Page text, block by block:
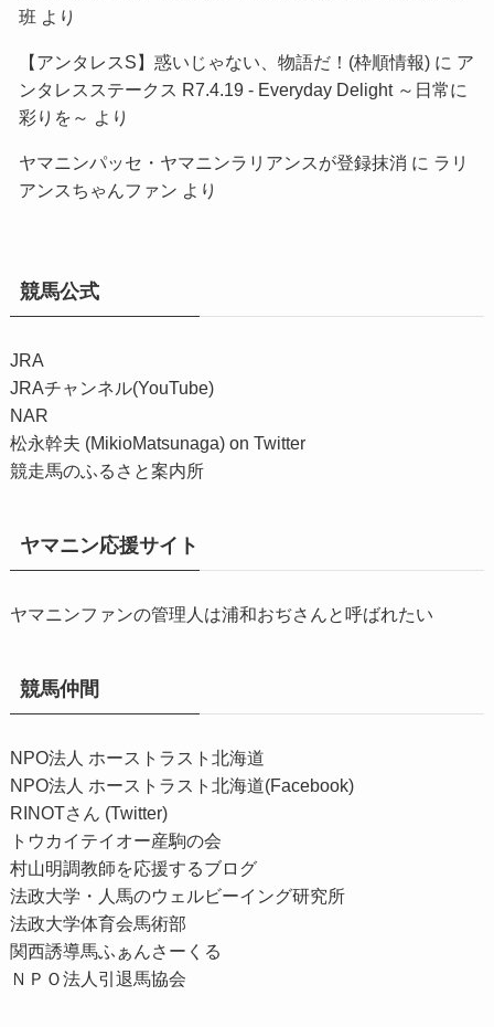
班 より
【アンタレスS】惑いじゃない、物語だ！(枠順情報)に ア
ンタレスステークス R7.4.19 - Everyday Delight ～日常に
彩りを～ より
ヤマニンパッセ・ヤマニンラリアンスが登録抹消 に ラリ
アンスちゃんファン より
競馬公式
JRA
JRAチャンネル(YouTube)
NAR
松永幹夫 (MikioMatsunaga) on Twitter
競走馬のふるさと案内所
ヤマニン応援サイト
ヤマニンファンの管理人は浦和おぢさんと呼ばれたい
競馬仲間
NPO法人 ホーストラスト北海道
NPO法人 ホーストラスト北海道(Facebook)
RINOTさん (Twitter)
トウカイテイオー産駒の会
村山明調教師を応援するブログ
法政大学・人馬のウェルビーイング研究所
法政大学体育会馬術部
関西誘導馬ふぁんさーくる
ＮＰＯ法人引退馬協会